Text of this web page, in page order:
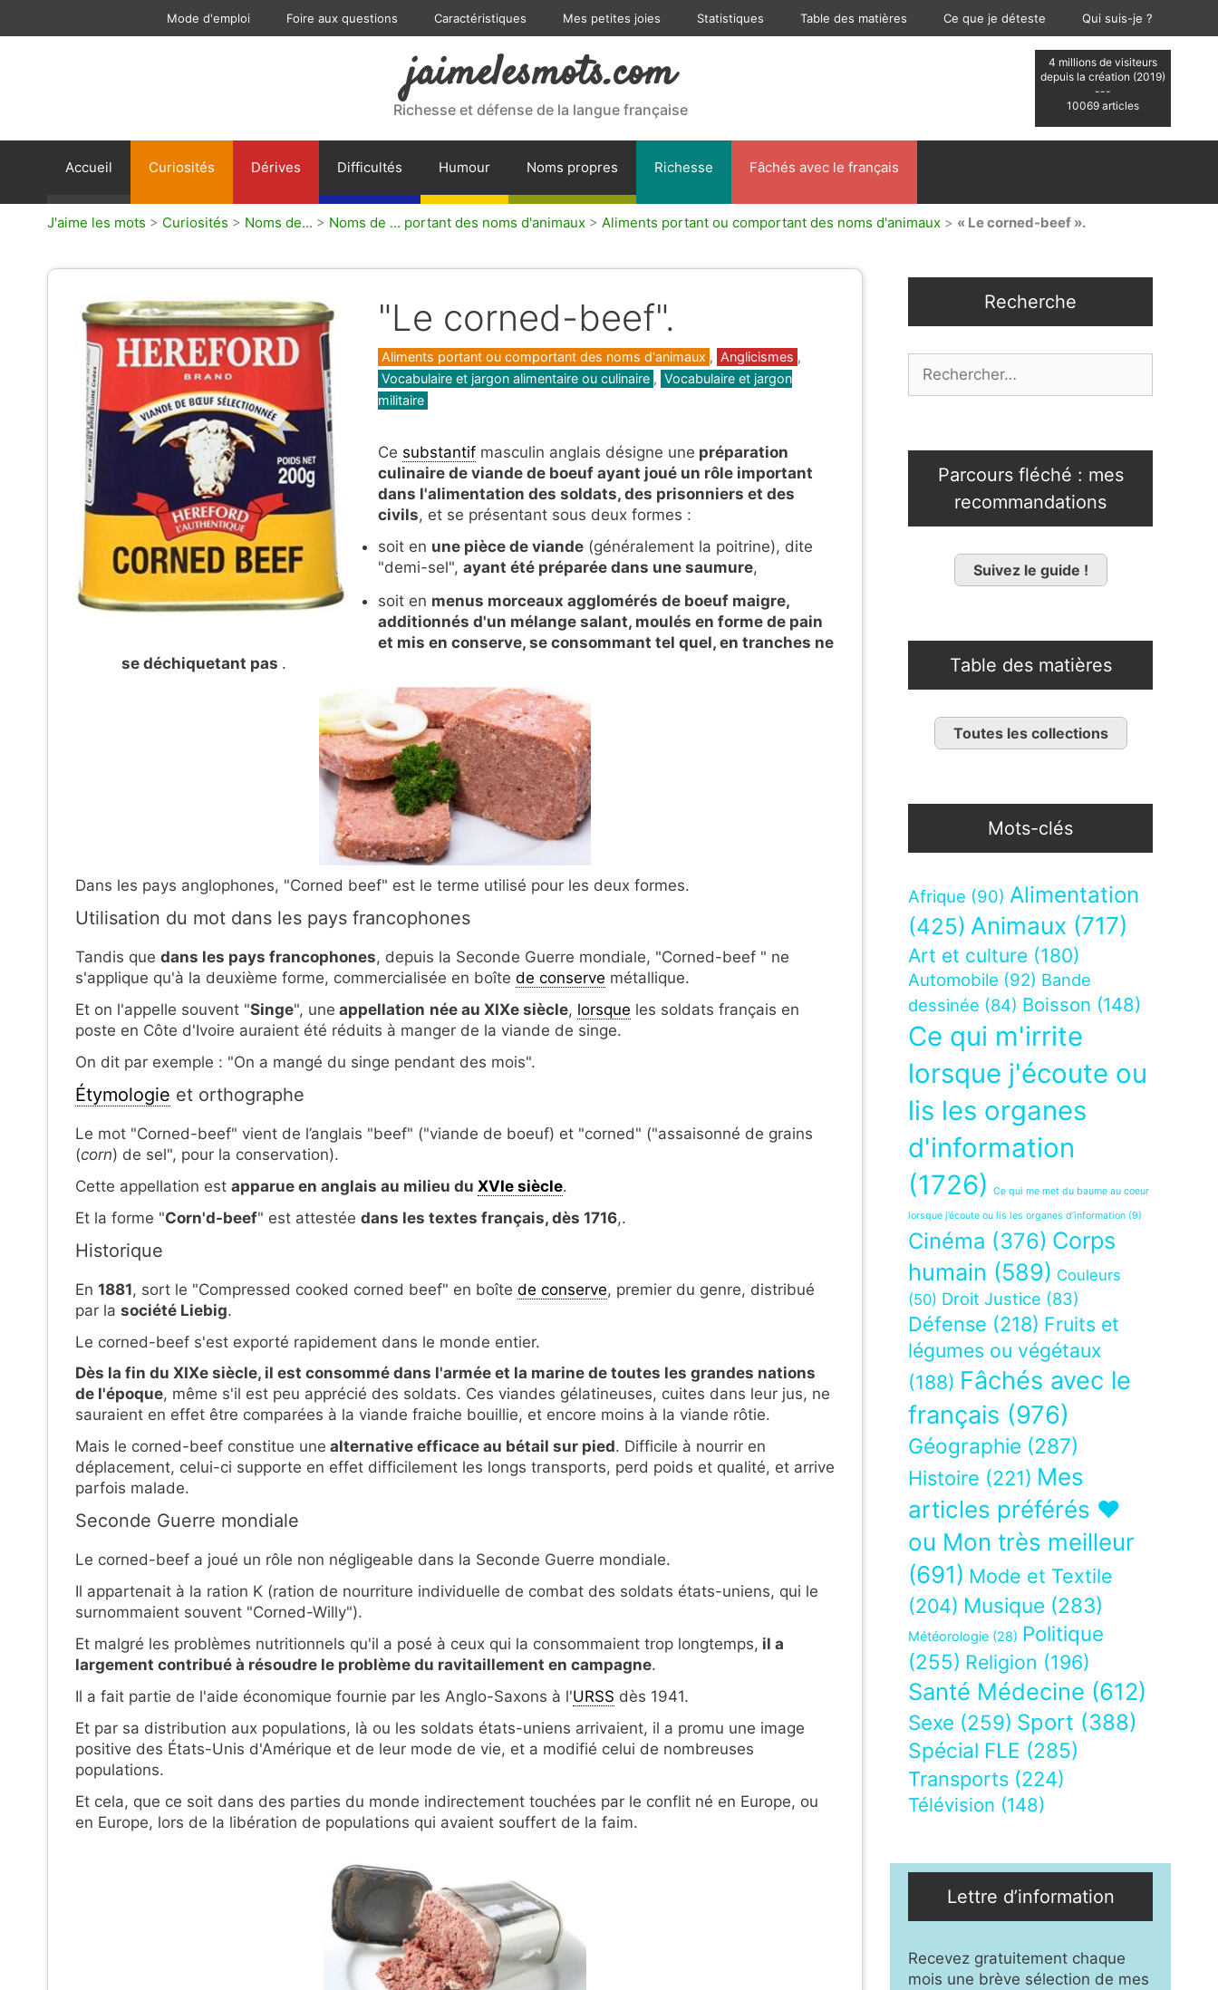
Mode d'emploi Foire aux questions Caractéristiques Mes petites joies Statistiques Table des matières Ce que je déteste Qui suis-je ?
4 millions de visiteurs
depuis la création (2019)
---
10069 articles
jaimelesmots.com
Richesse et défense de la langue française
Accueil Curiosités Dérives Difficultés Humour Noms propres Richesse Fâchés avec le français
J'aime les mots > Curiosités > Noms de... > Noms de ... portant des noms d'animaux > Aliments portant ou comportant des noms d'animaux > « Le corned-beef ».
"Le corned-beef".
Catégories
Aliments portant ou comportant des noms d'animaux , Anglicismes ,
Vocabulaire et jargon alimentaire ou culinaire , Vocabulaire et jargon
militaire
Ce substantif masculin anglais désigne une préparation
culinaire de viande de boeuf ayant joué un rôle important
dans l'alimentation des soldats, des prisonniers et des
civils, et se présentant sous deux formes :
soit en une pièce de viande (généralement la poitrine), dite
"demi-sel", ayant été préparée dans une saumure,
soit en menus morceaux agglomérés de boeuf maigre,
additionnés d'un mélange salant, moulés en forme de pain
et mis en conserve, se consommant tel quel, en tranches ne
se déchiquetant pas .
Dans les pays anglophones, "Corned beef" est le terme utilisé pour les deux formes.
Utilisation du mot dans les pays francophones
Tandis que dans les pays francophones, depuis la Seconde Guerre mondiale, "Corned-beef " ne
s'applique qu'à la deuxième forme, commercialisée en boîte de conserve métallique.
Et on l'appelle souvent "Singe", une appellation née au XIXe siècle, lorsque les soldats français en
poste en Côte d'Ivoire auraient été réduits à manger de la viande de singe.
On dit par exemple : "On a mangé du singe pendant des mois".
Étymologie et orthographe
Le mot "Corned-beef" vient de l’anglais "beef" ("viande de boeuf) et "corned" ("assaisonné de grains
(corn) de sel", pour la conservation).
Cette appellation est apparue en anglais au milieu du XVIe siècle.
Et la forme "Corn'd-beef" est attestée dans les textes français, dès 1716,.
Historique
En 1881, sort le "Compressed cooked corned beef" en boîte de conserve, premier du genre, distribué
par la société Liebig.
Le corned-beef s'est exporté rapidement dans le monde entier.
Dès la fin du XIXe siècle, il est consommé dans l'armée et la marine de toutes les grandes nations
de l'époque, même s'il est peu apprécié des soldats. Ces viandes gélatineuses, cuites dans leur jus, ne
sauraient en effet être comparées à la viande fraiche bouillie, et encore moins à la viande rôtie.
Mais le corned-beef constitue une alternative efficace au bétail sur pied. Difficile à nourrir en
déplacement, celui-ci supporte en effet difficilement les longs transports, perd poids et qualité, et arrive
parfois malade.
Seconde Guerre mondiale
Le corned-beef a joué un rôle non négligeable dans la Seconde Guerre mondiale.
Il appartenait à la ration K (ration de nourriture individuelle de combat des soldats états-uniens, qui le
surnommaient souvent "Corned-Willy").
Et malgré les problèmes nutritionnels qu'il a posé à ceux qui la consommaient trop longtemps, il a
largement contribué à résoudre le problème du ravitaillement en campagne.
Il a fait partie de l'aide économique fournie par les Anglo-Saxons à l'URSS dès 1941.
Et par sa distribution aux populations, là ou les soldats états-uniens arrivaient, il a promu une image
positive des États-Unis d'Amérique et de leur mode de vie, et a modifié celui de nombreuses
populations.
Et cela, que ce soit dans des parties du monde indirectement touchées par le conflit né en Europe, ou
en Europe, lors de la libération de populations qui avaient souffert de la faim.
Recherche
Parcours fléché : mes
recommandations
Suivez le guide !
Table des matières
Toutes les collections
Mots-clés
Afrique (90) Alimentation
(425) Animaux (717)
Art et culture (180)
Automobile (92) Bande
dessinée (84) Boisson (148)
Ce qui m'irrite
lorsque j'écoute ou
lis les organes
d'information
(1726)
Ce qui me met du baume au coeur
lorsque j’écoute ou lis les organes d’information (9)
Cinéma (376) Corps
humain (589) Couleurs
(50) Droit Justice (83)
Défense (218) Fruits et
légumes ou végétaux
(188) Fâchés avec le
français (976)
Géographie (287)
Histoire (221) Mes
articles préférés ❤
ou Mon très meilleur
(691) Mode et Textile
(204) Musique (283)
Météorologie (28) Politique
(255) Religion (196)
Santé Médecine (612)
Sexe (259) Sport (388)
Spécial FLE (285)
Transports (224)
Télévision (148)
Lettre d’information
Recevez gratuitement chaque
mois une brève sélection de mes